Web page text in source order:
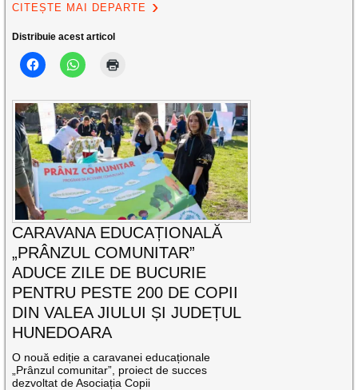
CITEȘTE MAI DEPARTE
Distribuie acest articol
CARAVANA EDUCAȚIONALĂ
„PRÂNZUL COMUNITAR”
ADUCE ZILE DE BUCURIE
PENTRU PESTE 200 DE COPII
DIN VALEA JIULUI ȘI JUDEȚUL
HUNEDOARA
O nouă ediție a caravanei educaționale
„Prânzul comunitar”, proiect de succes
dezvoltat de Asociația Copii